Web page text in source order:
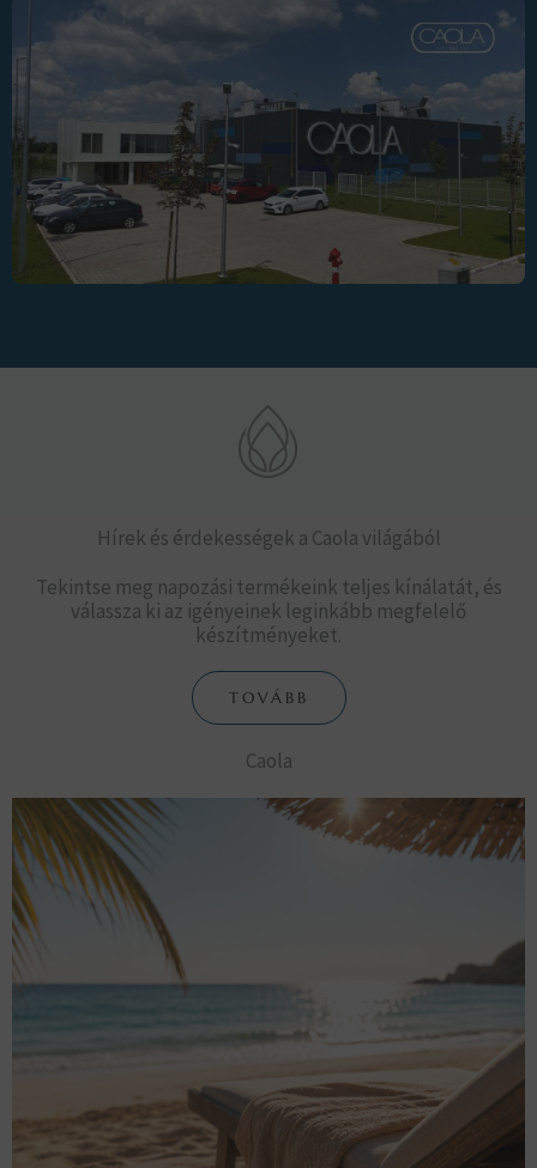
Hírek és érdekességek a Caola világából
Tekintse meg napozási termékeink teljes kínálatát, és
válassza ki az igényeinek leginkább megfelelő
készítményeket.
TOVÁBB
Caola